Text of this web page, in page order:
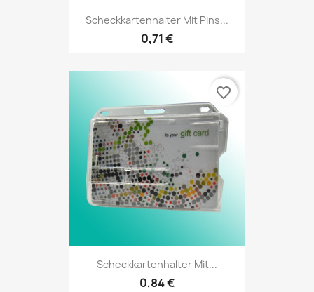
Scheckkartenhalter Mit Pins...
0,71 €
Scheckkartenhalter Mit...
0,84 €
favorite_border